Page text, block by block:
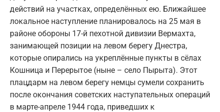
действий на участках, определённых ею. Ближайшее
локальное наступление планировалось на 25 мая в
районе обороны 17-й пехотной дивизии Вермахта,
занимающей позиции на левом берегу Днестра,
которые опирались на укреплённые пункты в сёлах
Кошница и Перерытое (ныне – село Пырыта). Этот
плацдарм на левом берегу немцы сумели сохранить
после окончания советских наступательных операций
в марте-апреле 1944 года, приведших к